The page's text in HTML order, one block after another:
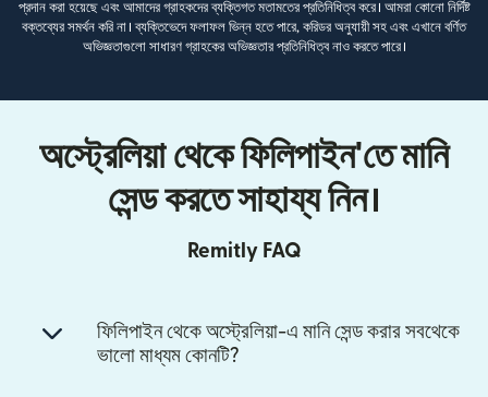
প্রদান করা হয়েছে এবং আমাদের গ্রাহকদের ব্যক্তিগত মতামতের প্রতিনিধিত্ব করে। আমরা কোনো নির্দিষ্ট
বক্তব্যের সমর্থন করি না। ব্যক্তিভেদে ফলাফল ভিন্ন হতে পারে, করিডর অনুযায়ী সহ এবং এখানে বর্ণিত
অভিজ্ঞতাগুলো সাধারণ গ্রাহকের অভিজ্ঞতার প্রতিনিধিত্ব নাও করতে পারে।
অস্ট্রেলিয়া থেকে ফিলিপাইন'তে মানি
সেন্ড করতে সাহায্য নিন।
Remitly FAQ
ফিলিপাইন থেকে অস্ট্রেলিয়া-এ মানি সেন্ড করার সবথেকে
ভালো মাধ্যম কোনটি?